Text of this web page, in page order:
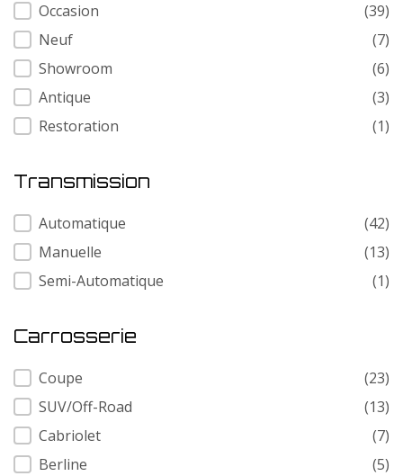
Condition
Occasion
(39)
Neuf
(7)
Showroom
(6)
Antique
(3)
Restoration
(1)
Transmission
Transmission
Automatique
(42)
Manuelle
(13)
Semi-Automatique
(1)
Carrosserie
Carrosserie
Coupe
(23)
SUV/Off-Road
(13)
Cabriolet
(7)
Berline
(5)